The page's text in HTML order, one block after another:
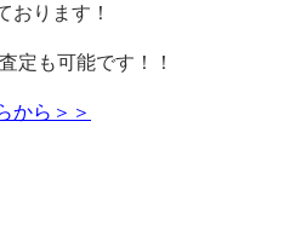
おります！
定も可能です！！
から＞＞